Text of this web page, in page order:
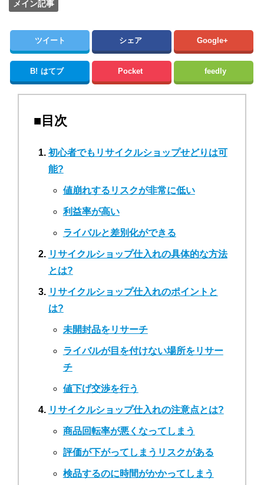
メイン記事
ツイート シェア Google+
B! はてブ Pocket feedly
■目次
初心者でもリサイクルショップせどりは可
能?
値崩れするリスクが非常に低い
利益率が高い
ライバルと差別化ができる
リサイクルショップ仕入れの具体的な方法
とは?
リサイクルショップ仕入れのポイントと
は?
未開封品をリサーチ
ライバルが目を付けない場所をリサー
チ
値下げ交渉を行う
リサイクルショップ仕入れの注意点とは?
商品回転率が悪くなってしまう
評価が下がってしまうリスクがある
検品するのに時間がかかってしまう